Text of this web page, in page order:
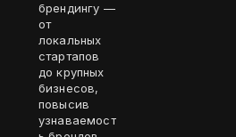
брендингу —
от
локальных
стартапов
до крупных
бизнесов,
повысив
узнаваемост